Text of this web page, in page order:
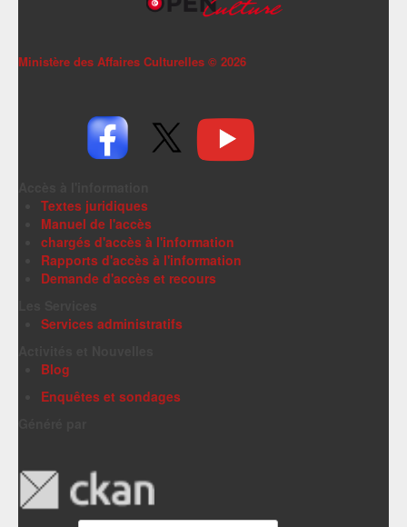
Ministère des Affaires Culturelles © 2026
Textes juridiques
Manuel de l'accès
chargés d'accès à l'information
Rapports d'accès à l'information
Demande d'accès et recours
Services administratifs
Blog
Enquêtes et sondages